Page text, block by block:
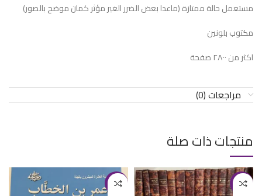
مستعمل حالة ممتازة (ماعدا بعض الضرر الغير مؤثر كمان موضح بالصور)
مكتوب بلونين
اكثر من ٢٨٠٠ صفحة
مراجعات (0)
منتجات ذات صلة
-28%
-50%